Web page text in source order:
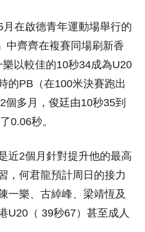
在啟德青年運動場舉行的
中齊齊在複賽同場刷新香
以較佳的10秒34成為U20
的PB（在100米決賽跑出
多月，俊廷由10秒35到
0.06秒。
近2個月針對提升他的最高
，何君龍預計周日的接力
一樂、古綽峰、梁靖恆及
U20（ 39秒67）甚至成人